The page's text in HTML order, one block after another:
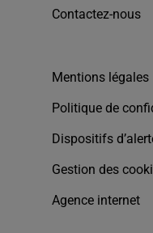
Contactez-nous
Mentions légales
Politique de
Dispositifs
Gestion des
Agence internet